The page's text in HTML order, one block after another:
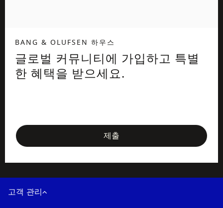
BANG & OLUFSEN 하우스
글로벌 커뮤니티에 가입하고 특별
한 혜택을 받으세요.
제출
고객 관리